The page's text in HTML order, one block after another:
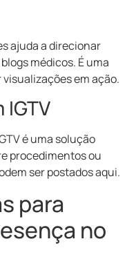
ajuda a direcionar
médicos. É uma
em ação.
é uma solução
procedimentos ou
ser postados aqui.
para
no